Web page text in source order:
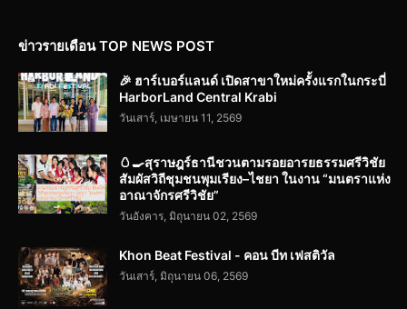
ข่าวรายเดือน TOP NEWS POST
🎉 ฮาร์เบอร์แลนด์ เปิดสาขาใหม่ครั้งแรกในกระบี่
HarborLand Central Krabi
วันเสาร์, เมษายน 11, 2569
🥚🍳สุราษฎร์ธานีชวนตามรอยอารยธรรมศรีวิชัย
สัมผัสวิถีชุมชนพุมเรียง–ไชยา ในงาน “มนตราแห่ง
อาณาจักรศรีวิชัย”
วันอังคาร, มิถุนายน 02, 2569
Khon Beat Festival - คอน บีท เฟสติวัล
วันเสาร์, มิถุนายน 06, 2569